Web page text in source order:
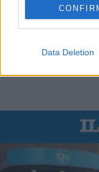
Data Deletion